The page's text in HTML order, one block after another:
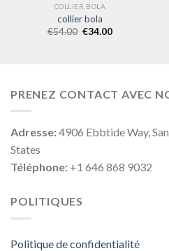
COLLIER BOLA
collier bola
€54.00 €34.00
PRENEZ CONTACT AVEC
Adresse:4906 Ebbtide Way,
States
Téléphone: +1 646 868 9032
POLITIQUES
Politique de confidentialité